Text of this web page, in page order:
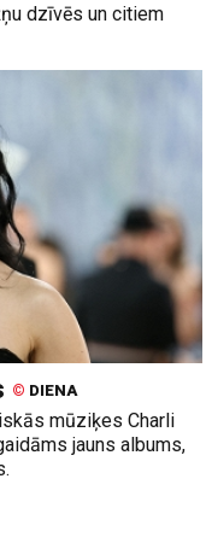
dzīvēs un citiem
© DIENA
mūziķes Charli
jauns albums,